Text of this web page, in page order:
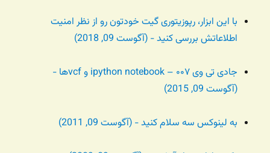
با این ابزار، رپوزیتوری گیت خودتون رو از نظر امنیت
اطلاعاتش بررسی کنید - (آگوست 09, 2018)
جادی تی وی ۰۰۷ – ipython notebook و vcfها -
(آگوست 09, 2015)
به لینوکس سه سلام کنید - (آگوست 09, 2011)